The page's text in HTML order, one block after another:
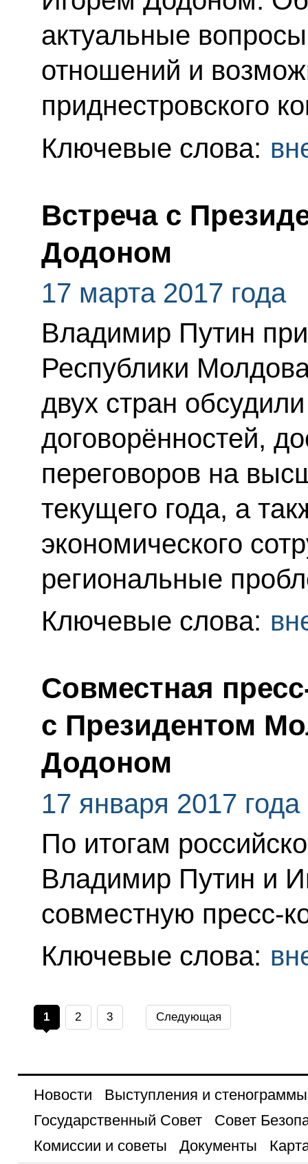
актуальные
отношений и
приднестровского
Ключевые слова:
Встреча с
Додоном
17 марта 2017 года
Владимир Путин
Республики
двух стран
договорённостей,
переговоров на
текущего года, а
экономического
региональные
Ключевые слова:
Совместная
с Президентом
Додоном
17 января 2017 года
По итогам
Владимир Путин и
совместную пресс-
Ключевые слова:
1 2 3 Следующая
Новости
Выступления и стенограммы
Государственный Совет
Совет
Комиссии и советы
Документы